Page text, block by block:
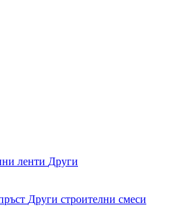
ленти Други
Други строителни смеси